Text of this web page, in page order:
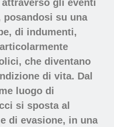
gli eventi
posandosi su una
di indumenti,
che diventano
di vita. Dal
luogo di
si sposta al
di evasione, in una